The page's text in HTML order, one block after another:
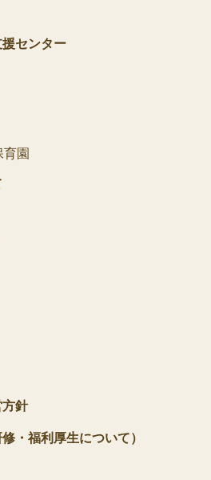
援センター
育園
針
・福利厚生について）